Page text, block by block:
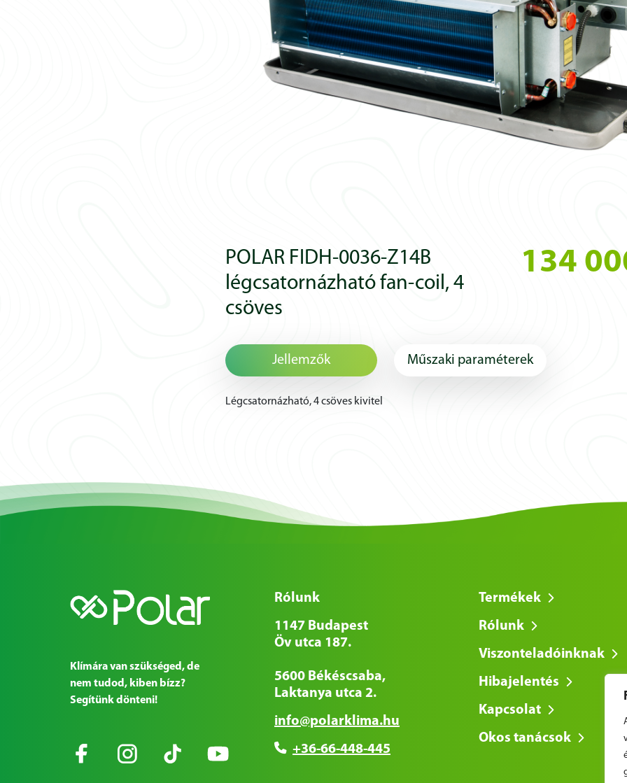
POLAR FIDH-0036-Z14B
légcsatornázható fan-coil, 4
csöves
134
Jellemzők Műszaki paraméterek
Légcsatornázható, 4 csöves kivitel
Klímára van szükséged, de
nem tudod, kiben bízz?
Segítünk dönteni!
Rólunk
1147 Budapest
Öv utca 187.
5600 Békéscsaba,
Laktanya utca 2.
info@polarklima.hu
+36-66-448-445
Termékek
Rólunk
Viszonteladóinknak
Hibajelentés
Kapcsolat
Okos tanácsok